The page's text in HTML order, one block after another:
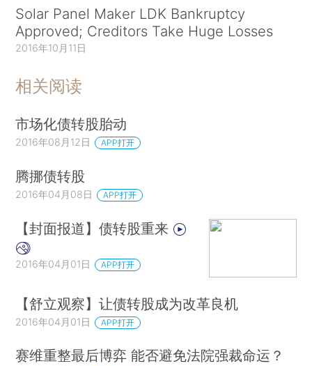
Solar Panel Maker LDK Bankruptcy
Approved; Creditors Take Huge Losses
2016年10月11日
相关阅读
市场化债转股胎动
2016年08月12日 APP打开
腾挪债转股
2016年04月08日 APP打开
【封面报道】债转股重来
2016年04月01日 APP打开
【舒立观察】让债转股成为改革良机
2016年04月01日 APP打开
赛维重整最后博弈 能否避免法院强裁命运？